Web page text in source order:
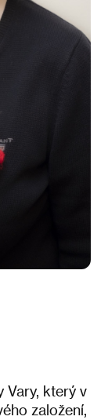
Vary, který v
založení,